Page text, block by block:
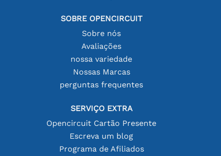
SOBRE OPENCIRCUIT
Sobre nós
Avaliações
nossa variedade
Nossas Marcas
perguntas frequentes
SERVIÇO EXTRA
Opencircuit Cartão Presente
Escreva um blog
Programa de Afiliados